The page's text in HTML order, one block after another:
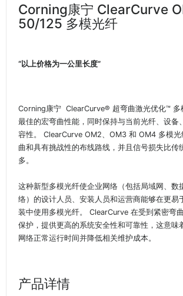
Corning康宁 ClearCurve
50/125 多模光纤
“以上价格为一公里长度”
Corning康宁 ClearCurve® 超弯曲激光优化™ 多
最佳的宏弯曲性能，同时保持与当前光纤、设备
容性。 ClearCurve OM2、OM3 和 OM4 多模
曲和具有挑战性的布线路线，并且信号损失比传
多。
这种新型多模光纤使企业网络（包括局域网、数
络）的设计人员、安装人员和运营商能够在更易
装中使用多模光纤。 ClearCurve 在受到紧密弯
保护，提供更高的系统安全性和可靠性，这意味
网络正常运行时间并降低相关维护成本。
产品详情